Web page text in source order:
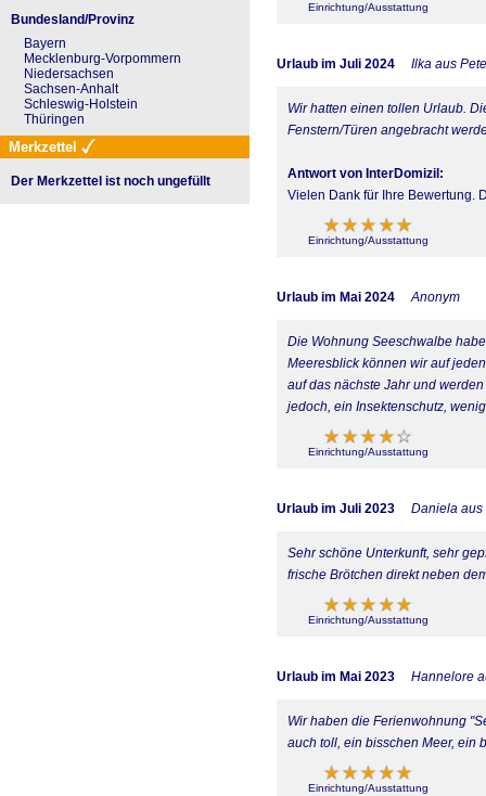
Einrichtung/Ausstattung
Urlaub im Juli 2024 Ilka aus
Wir hatten einen tollen Urlaub.
Fenstern/Türen angebracht
Antwort von InterDomizil:
Vielen Dank für Ihre Bewertung.
Einrichtung/Ausstattung
Urlaub im Mai 2024 Anonym
Die Wohnung Seeschwalbe
Meeresblick können wir auf
auf das nächste Jahr und
jedoch, ein Insektenschutz,
Einrichtung/Ausstattung
Urlaub im Juli 2023 Daniela aus
Sehr schöne Unterkunft, sehr
frische Brötchen direkt neben
Einrichtung/Ausstattung
Urlaub im Mai 2023 Hannelore
Wir haben die Ferienwohnung
auch toll, ein bisschen Meer, ein
Einrichtung/Ausstattung
Bundesland/Provinz
Bayern
Mecklenburg-Vorpommern
Niedersachsen
Sachsen-Anhalt
Schleswig-Holstein
Thüringen
Merkzettel
Der Merkzettel ist noch ungefüllt